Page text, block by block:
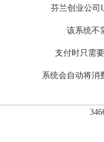
芬兰创业公司
该系统不
支付时只需
系统会自动将消